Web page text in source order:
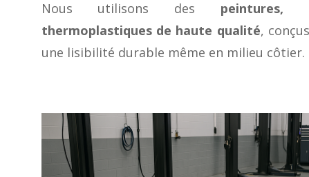
Nous utilisons des
thermoplastiques de haute qualité,
une lisibilité durable même en milieu côtier.